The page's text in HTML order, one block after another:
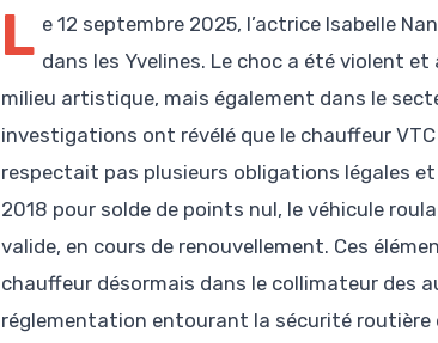
L e 12 septembre 2025, l’actrice Isabelle
dans les Yvelines. Le choc a été violent
milieu artistique, mais également dans le
investigations ont révélé que le chauffeur
respectait pas plusieurs obligations légales
2018 pour solde de points nul, le véhicule
valide, en cours de renouvellement. Ces
chauffeur désormais dans le collimateur des
réglementation entourant la sécurité